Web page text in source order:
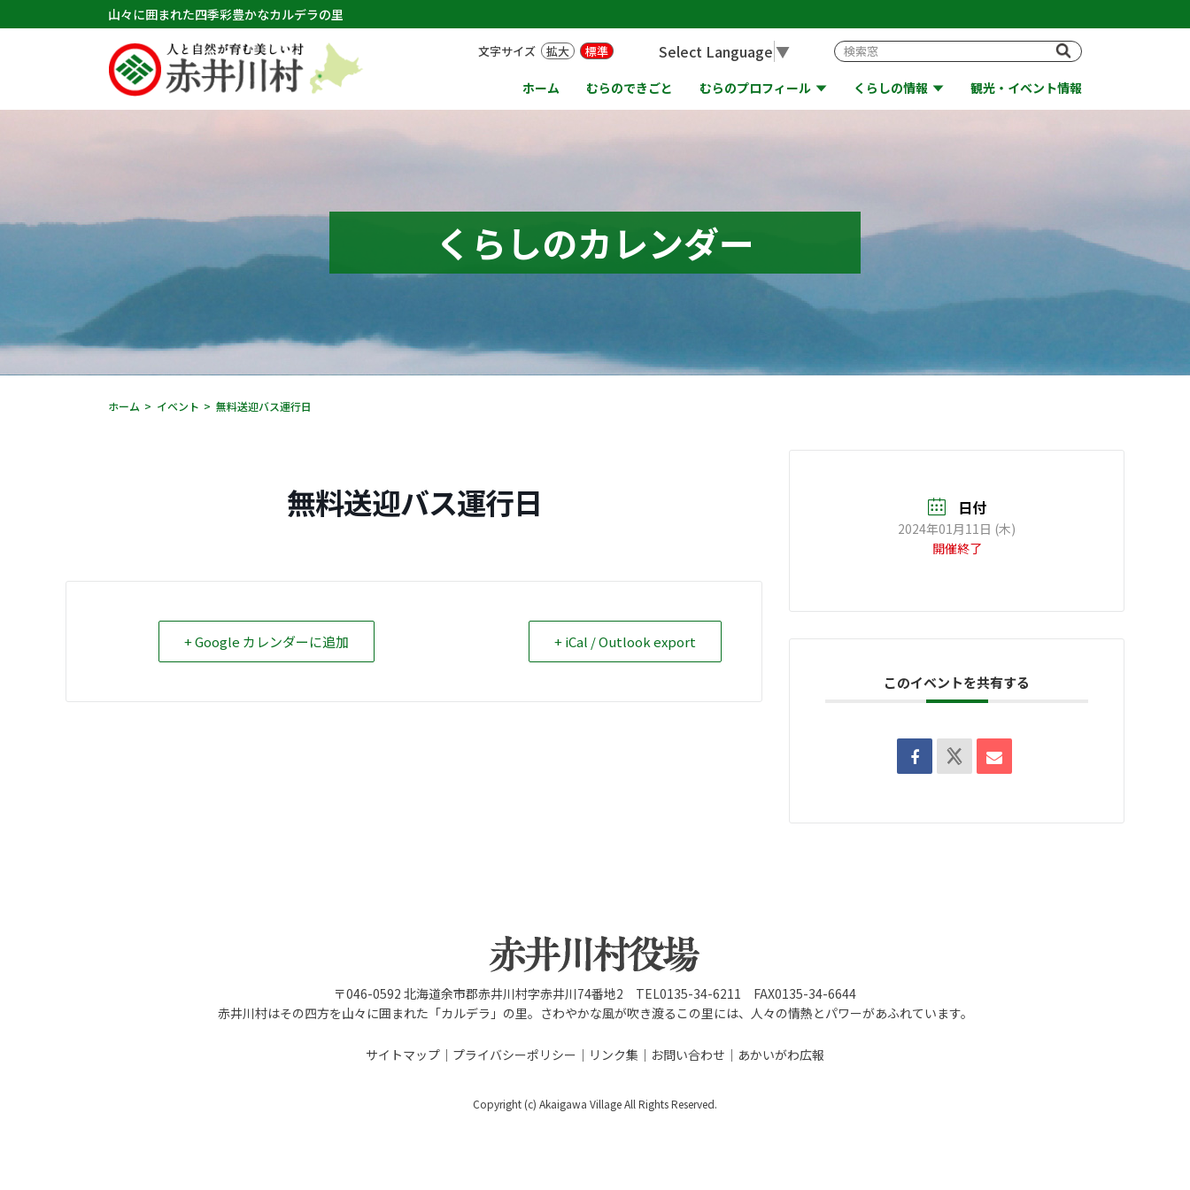
山々に囲まれた四季彩豊かなカルデラの里
ホーム むらのできごと むらのプロフィール くらしの情報 観光・イベント情報
文字サイズ 拡大 標準 Select Language▼
くらしのカレンダー
ホーム イベント 無料送迎バス運行日
無料送迎バス運行日
+ Google カレンダーに追加 + iCal / Outlook export
日付
2024年01月11日 (木)
開催終了
このイベントを共有する
〒046-0592 北海道余市郡赤井川村字赤井川74番地2 TEL0135-34-6211 FAX0135-34-6644
赤井川村はその四方を山々に囲まれた「カルデラ」の里。さわやかな風が吹き渡るこの里には、人々の情熱とパワーがあふれています。
サイトマップ プライバシーポリシー リンク集 お問い合わせ あかいがわ広報
Copyright (c) Akaigawa Village All Rights Reserved.